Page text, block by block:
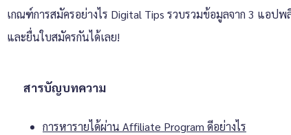
เกณฑ์การสมัครอย่างไร Digital Tips รวบรวมข้อมูลจาก 3 แอป
และยื่นใบสมัครกันได้เลย!
สารบัญบทความ
การหารายได้ผ่าน Affiliate Program ดีอย่างไร